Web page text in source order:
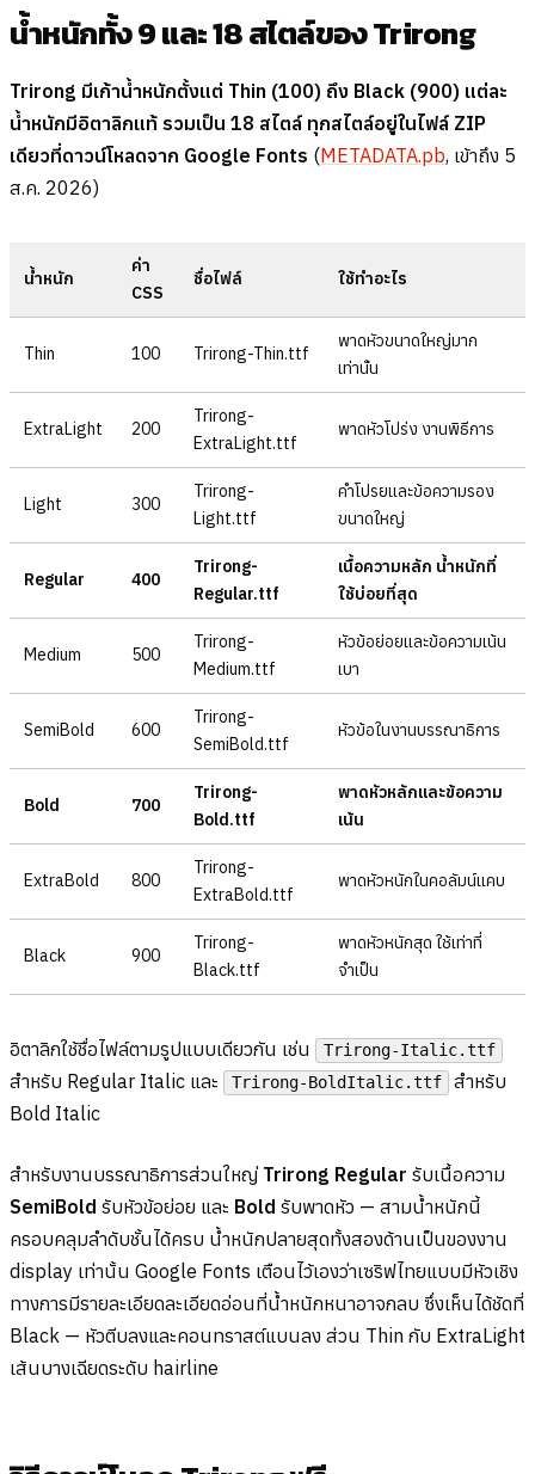
น้ำหนักทั้ง 9 และ 18 สไตล์ของ Trirong
Trirong มีเก้าน้ำหนักตั้งแต่ Thin (100) ถึง Black (900) แต่ละ
น้ำหนักมีอิตาลิกแท้ รวมเป็น 18 สไตล์ ทุกสไตล์อยู่ในไฟล์ ZIP
เดียวที่ดาวน์โหลดจาก Google Fonts (METADATA.pb, เข้าถึง 5
ส.ค. 2026)
น้ำหนัก
ค่า
CSS
ชื่อไฟล์ ใช้ทำอะไร
Thin 100 Trirong-Thin.ttf
พาดหัวขนาดใหญ่มาก
เท่านั้น
ExtraLight 200
Trirong-
ExtraLight.ttf
พาดหัวโปร่ง งานพิธีการ
Light 300
Trirong-
Light.ttf
คำโปรยและข้อความรอง
ขนาดใหญ่
Regular 400
Trirong-
Regular.ttf
เนื้อความหลัก น้ำหนักที่
ใช้บ่อยที่สุด
Medium 500
Trirong-
Medium.ttf
หัวข้อย่อยและข้อความเน้น
เบา
SemiBold 600
Trirong-
SemiBold.ttf
หัวข้อในงานบรรณาธิการ
Bold 700
Trirong-
Bold.ttf
พาดหัวหลักและข้อความ
เน้น
ExtraBold 800
Trirong-
ExtraBold.ttf
พาดหัวหนักในคอลัมน์แคบ
Black 900
Trirong-
Black.ttf
พาดหัวหนักสุด ใช้เท่าที่
จำเป็น
อิตาลิกใช้ชื่อไฟล์ตามรูปแบบเดียวกัน เช่น Trirong-Italic.ttf
สำหรับ Regular Italic และ Trirong-BoldItalic.ttf
สำหรับ
Bold Italic
สำหรับงานบรรณาธิการส่วนใหญ่ Trirong Regular รับเนื้อความ
SemiBold รับหัวข้อย่อย และ Bold รับพาดหัว — สามน้ำหนักนี้
ครอบคลุมลำดับชั้นได้ครบ น้ำหนักปลายสุดทั้งสองด้านเป็นของงาน
display เท่านั้น Google Fonts เตือนไว้เองว่าเซริฟไทยแบบมีหัวเชิง
ทางการมีรายละเอียดละเอียดอ่อนที่น้ำหนักหนาอาจกลบ ซึ่งเห็นได้ชัดที่
Black — หัวตีบลงและคอนทราสต์แบนลง ส่วน Thin กับ ExtraLight
เส้นบางเฉียดระดับ hairline